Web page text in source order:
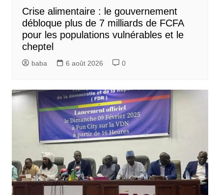
Crise alimentaire : le gouvernement
débloque plus de 7 milliards de FCFA
pour les populations vulnérables et le
cheptel
baba 6 août 2026 0